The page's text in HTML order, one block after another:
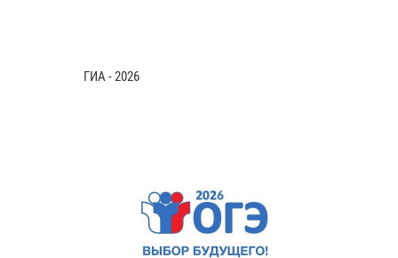
ГИА - 2026